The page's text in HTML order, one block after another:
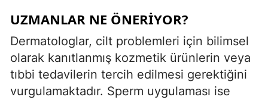
UZMANLAR NE ÖNERIYOR?
Dermatologlar, cilt problemleri için bilimsel
olarak kanıtlanmış kozmetik ürünlerin veya
tıbbi tedavilerin tercih edilmesi gerektiğini
vurgulamaktadır. Sperm uygulaması ise